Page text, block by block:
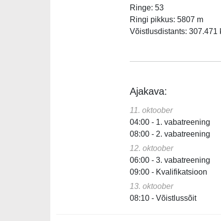
Ringe: 53
Ringi pikkus: 5807 m
Võistlusdistants: 307.471
Ajakava:
11. oktoober
04:00 - 1. vabatreening
08:00 - 2. vabatreening
12. oktoober
06:00 - 3. vabatreening
09:00 - Kvalifikatsioon
13. oktoober
08:10 - Võistlussõit